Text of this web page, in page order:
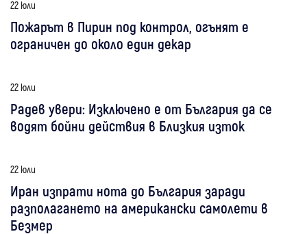
22 юли
Пожарът в Пирин под контрол, огънят е
ограничен до около един декар
22 юли
Радев увери: Изключено е от България да се
водят бойни действия в Близкия изток
22 юли
Иран изпрати нота до България заради
разполагането на американски самолети в
Безмер